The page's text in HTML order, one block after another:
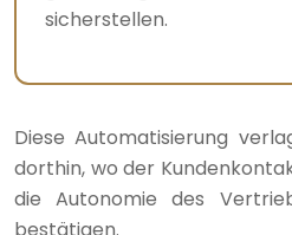
sicherstellen.
Diese Automatisierung
dorthin, wo der
die Autonomie des